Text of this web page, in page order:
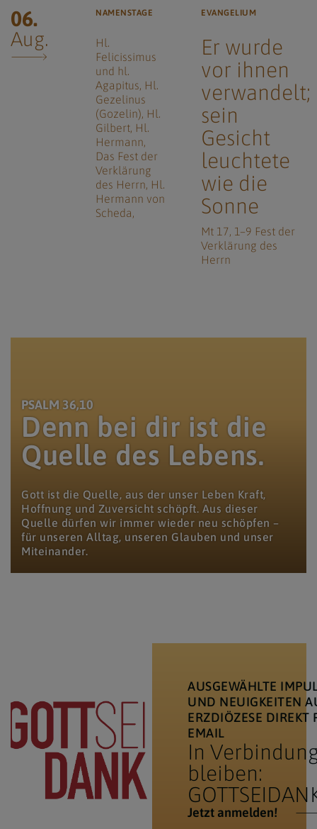
06.
Aug.
NAMENSTAGE
Hl.
Felicissimus
und hl.
Agapitus Hl.
Gezelinus
(Gozelin) Hl.
Gilbert Hl.
Hermann
Das Fest der
Verklärung
des Herrn Hl.
Hermann von
Scheda
EVANGELIUM
Er wurde
vor ihnen
verwandelt;
sein
Gesicht
leuchtete
wie die
Sonne
Mt 17, 1–9 Fest der
Verklärung des
Herrn
PSALM 36,10
Denn bei dir ist die
Quelle des Lebens.
Gott ist die Quelle, aus der unser Leben Kraft,
Hoffnung und Zuversicht schöpft. Aus dieser
Quelle dürfen wir immer wieder neu schöpfen –
für unseren Alltag, unseren Glauben und unser
Miteinander.
AUSGEWÄHLTE
UND NEUIGKEITEN
ERZDIÖZESE DIREKT
EMAIL
In
bleiben:
Jetzt anmelden!